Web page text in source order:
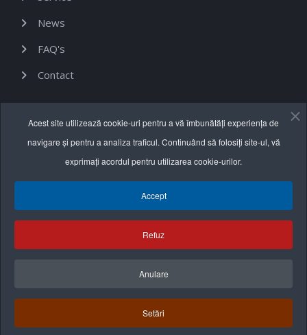
News
FAQ's
Contact
Informații utile
Termeni și condiții
Politica de confidențialitate
Politica cookie
Acest site utilizează cookie-uri pentru a vă îmbunătăți experiența de
navigare și pentru a analiza traficul. Continuând să folosiți site-ul, vă
exprimați acordul pentru utilizarea cookie-urilor.
Accept
Refuz
Anulare
Setări